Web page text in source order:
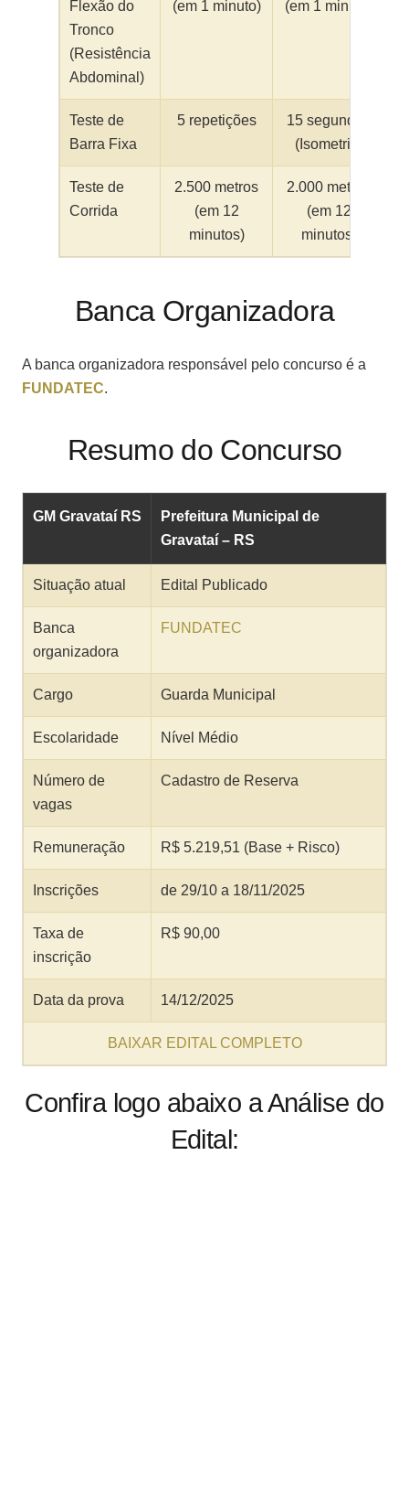
Flexão do
Tronco
(Resistência
Abdominal)
(em 1 minuto) (em 1 minuto)
Teste de
Barra Fixa
5 repetições
15 segundos
(Isometria)
Teste de
Corrida
2.500 metros
(em 12
minutos)
2.000 metros
(em 12
minutos)
Banca Organizadora
A banca organizadora responsável pelo concurso é a
FUNDATEC.
Resumo do Concurso
GM Gravataí RS
Prefeitura Municipal de
Gravataí – RS
Situação atual Edital Publicado
Banca
organizadora
FUNDATEC
Cargo Guarda Municipal
Escolaridade Nível Médio
Número de
vagas
Cadastro de Reserva
Remuneração R$ 5.219,51 (Base + Risco)
Inscrições de 29/10 a 18/11/2025
Taxa de
inscrição
R$ 90,00
Data da prova 14/12/2025
BAIXAR EDITAL COMPLETO
Confira logo abaixo a Análise do
Edital: